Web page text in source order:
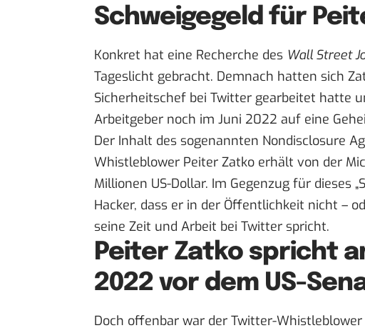
Schweigegeld für
Konkret hat eine Recherche des Wall Street
Tageslicht gebracht. Demnach hatten sich
Sicherheitschef bei Twitter gearbeitet hatte
Arbeitgeber noch im Juni 2022 auf eine
Der Inhalt des sogenannten Nondisclosure
Whistleblower Peiter Zatko erhält von der
Millionen US-Dollar. Im Gegenzug für dieses
Hacker, dass er in der Öffentlichkeit nicht –
seine Zeit und Arbeit bei Twitter spricht.
Peiter Zatko spricht
2022 vor dem US-
Doch offenbar war der Twitter-